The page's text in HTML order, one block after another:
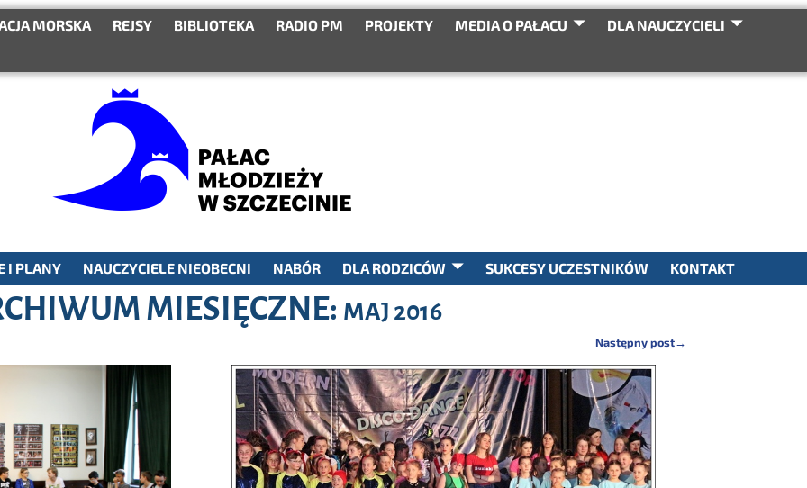
MORSKA REJSY BIBLIOTEKA RADIO PM PROJEKTY MEDIA O PAŁACU
DLA NAUCZYCIELI
SEARCH
I PLANY NAUCZYCIELE NIEOBECNI NABÓR DLA RODZICÓW SUKCESY UCZESTNIKÓW KONTAKT
MIESIĘCZNE: MAJ 2016
Następny post→